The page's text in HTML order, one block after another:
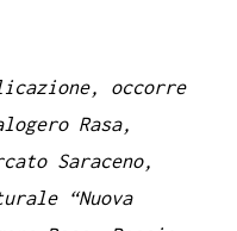
occorre
Rasa,
Saraceno,
“Nuova